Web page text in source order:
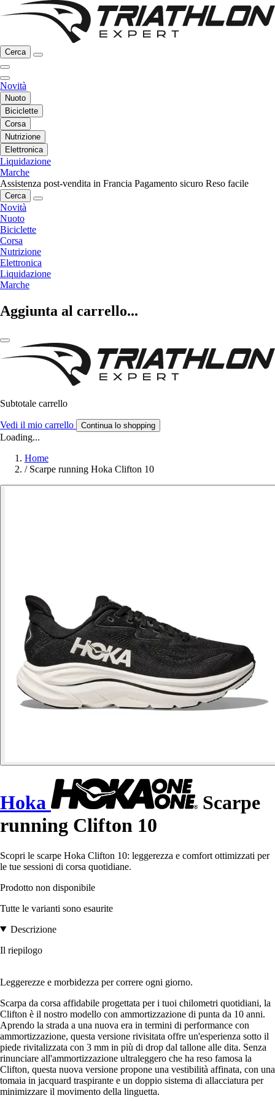
Cerca
Novità
Nuoto
Biciclette
Corsa
Nutrizione
Elettronica
Liquidazione
Marche
Assistenza post-vendita in Francia Pagamento sicuro Reso facile
Cerca
Novità
Nuoto
Biciclette
Corsa
Nutrizione
Elettronica
Liquidazione
Marche
Aggiunta al carrello...
Subtotale carrello
Vedi il mio carrello Continua lo shopping
Loading...
Home
/ Scarpe running Hoka Clifton 10
Hoka
Scarpe
running Clifton 10
Scopri le scarpe Hoka Clifton 10: leggerezza e comfort ottimizzati per
le tue sessioni di corsa quotidiane.
Prodotto non disponibile
Tutte le varianti sono esaurite
Descrizione
Il riepilogo
Leggerezze e morbidezza per correre ogni giorno.
Scarpa da corsa affidabile progettata per i tuoi chilometri quotidiani, la
Clifton è il nostro modello con ammortizzazione di punta da 10 anni.
Aprendo la strada a una nuova era in termini di performance con
ammortizzazione, questa versione rivisitata offre un'esperienza sotto il
piede rivitalizzata con 3 mm in più di drop dal tallone alle dita. Senza
rinunciare all'ammortizzazione ultraleggero che ha reso famosa la
Clifton, questa nuova versione propone una vestibilità affinata, con una
tomaia in jacquard traspirante e un doppio sistema di allacciatura per
minimizzare il movimento della linguetta.